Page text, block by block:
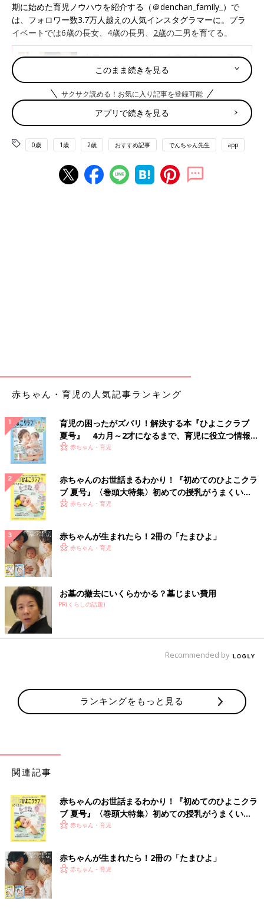
期に始めた育児ノウハウを紹介する（＠denchan_family_）で
は、フォロワー数3.7万人越えの人気インスタグラマーに。プラ
イベートでは6歳の長女、4歳の長男、 2歳の二男を育てる。
出発まであと15分！支度が進まない子ど
もに…人気ベビーシッターでんちゃん先
生が声をかけてみた
出発の時間が近づいているのに、遊びに夢中で
聞く耳を持ってくれない子ども。「まだ遊びた
い」「もうちょっとだけ」という要求に困って
しまった経験はありませんか？ 今回は、でんち
「ベビーシッターが声かけしてみたシリーズ」
から、子どもが時間通りに行動できるようにな
る“魔法の声かけ”を教えもらいました！
靴を履かせるポイントは子どもの“好奇心”をくすぐ
る声かけ！
自身のInstagramで、子どもが楽しみながら靴を履ける素敵な歌
ごい！ じゃぁ履くのはできるかな？」と声をかければ、得意げ
な表情で靴を履き始めますよ。
親として控えたい「靴を履きたがらない子ども」に
対する言動
靴を履きたがらない子どもに対し、「お靴いらないのね。捨てち
ゃうよ！」といった声かけをしていませんか？ 大人の言葉を信
用している子どもに「恐怖を与えるような声かけは避けてほし
い」とでんちゃん先生は言います。
「『靴履かないなら捨てちゃうよ』は、『本当に捨てられてしま
う』と子どもに恐怖を与えてしまうだけ。そのとき履いてくれた
としても、大人の言葉をだんだん信用しなくなってしまいます。
『なぜ靴を履かなければならないのか』を理解してもらうために
も、子どもを脅かすような声かけは避けてほしいですね」（でん
ちゃん先生）。
子どもが納得するまでは多少の時間がかかるかもしれませんが、
「危ないものが落ちていたとき、〇〇くん／ちゃんの足を守って
でんちゃん先生が実践している「当たり前」を押し
を押し付けない育児を心がけていると言います。
「年齢が低いほど靴を履く機会が少ないので、『靴を履くのは当
たり前』という考えを理解できなくて当然です。大人が靴を履く
ことを前提に話をしても、なかなか聞く耳を持ってくれません。
だから、我が家では靴を履く前提で話をするのではなく、『なぜ
履きたくないのか』『どうしたいのか』を大切にする声かけをし
ています」（でんちゃん先生）。
実のところ、裸足もいい経験と考えるでんちゃん先生は、安全を
このまま続きを見る
サクサク読める！お気に入り記事を登録可能
アプリで続きを見る
0歳 1歳 2歳 おすすめ記事 でんちゃん先生 app
赤ちゃん・育児の人気記事ランキング
育児の困ったがズバリ！解決する本『ひよこクラブ
夏号』 4カ月～2才になるまで、育児に役立つ情報が
いっぱい！
赤ちゃん・育児
赤ちゃんのお世話まるわかり！『初めてのひよこクラ
ブ 夏号』〈巻頭大特集〉初めての授乳がうまくい
く！ おっぱい・ミルクの基本と夏のトラブル 解決テ
赤ちゃん・育児
赤ちゃんが生まれたら！2冊の「たまひよ」
赤ちゃん・育児
お墓の撤去にいくらかかる？墓じまい費用
PR(くらしの話題)
Recommended by
ランキングをもっと見る
関連記事
赤ちゃんのお世話まるわかり！『初めてのひよこクラ
ブ 夏号』〈巻頭大特集〉初めての授乳がうまくい
く！ おっぱい・ミルクの基本と夏のトラブル 解決テ
赤ちゃん・育児
赤ちゃんが生まれたら！2冊の「たまひよ」
赤ちゃん・育児